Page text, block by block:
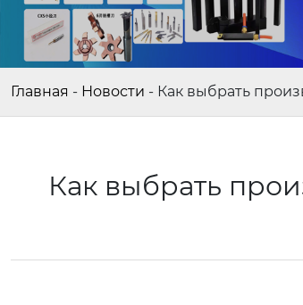
Главная - Новости - Как выбрать
Как выбрать